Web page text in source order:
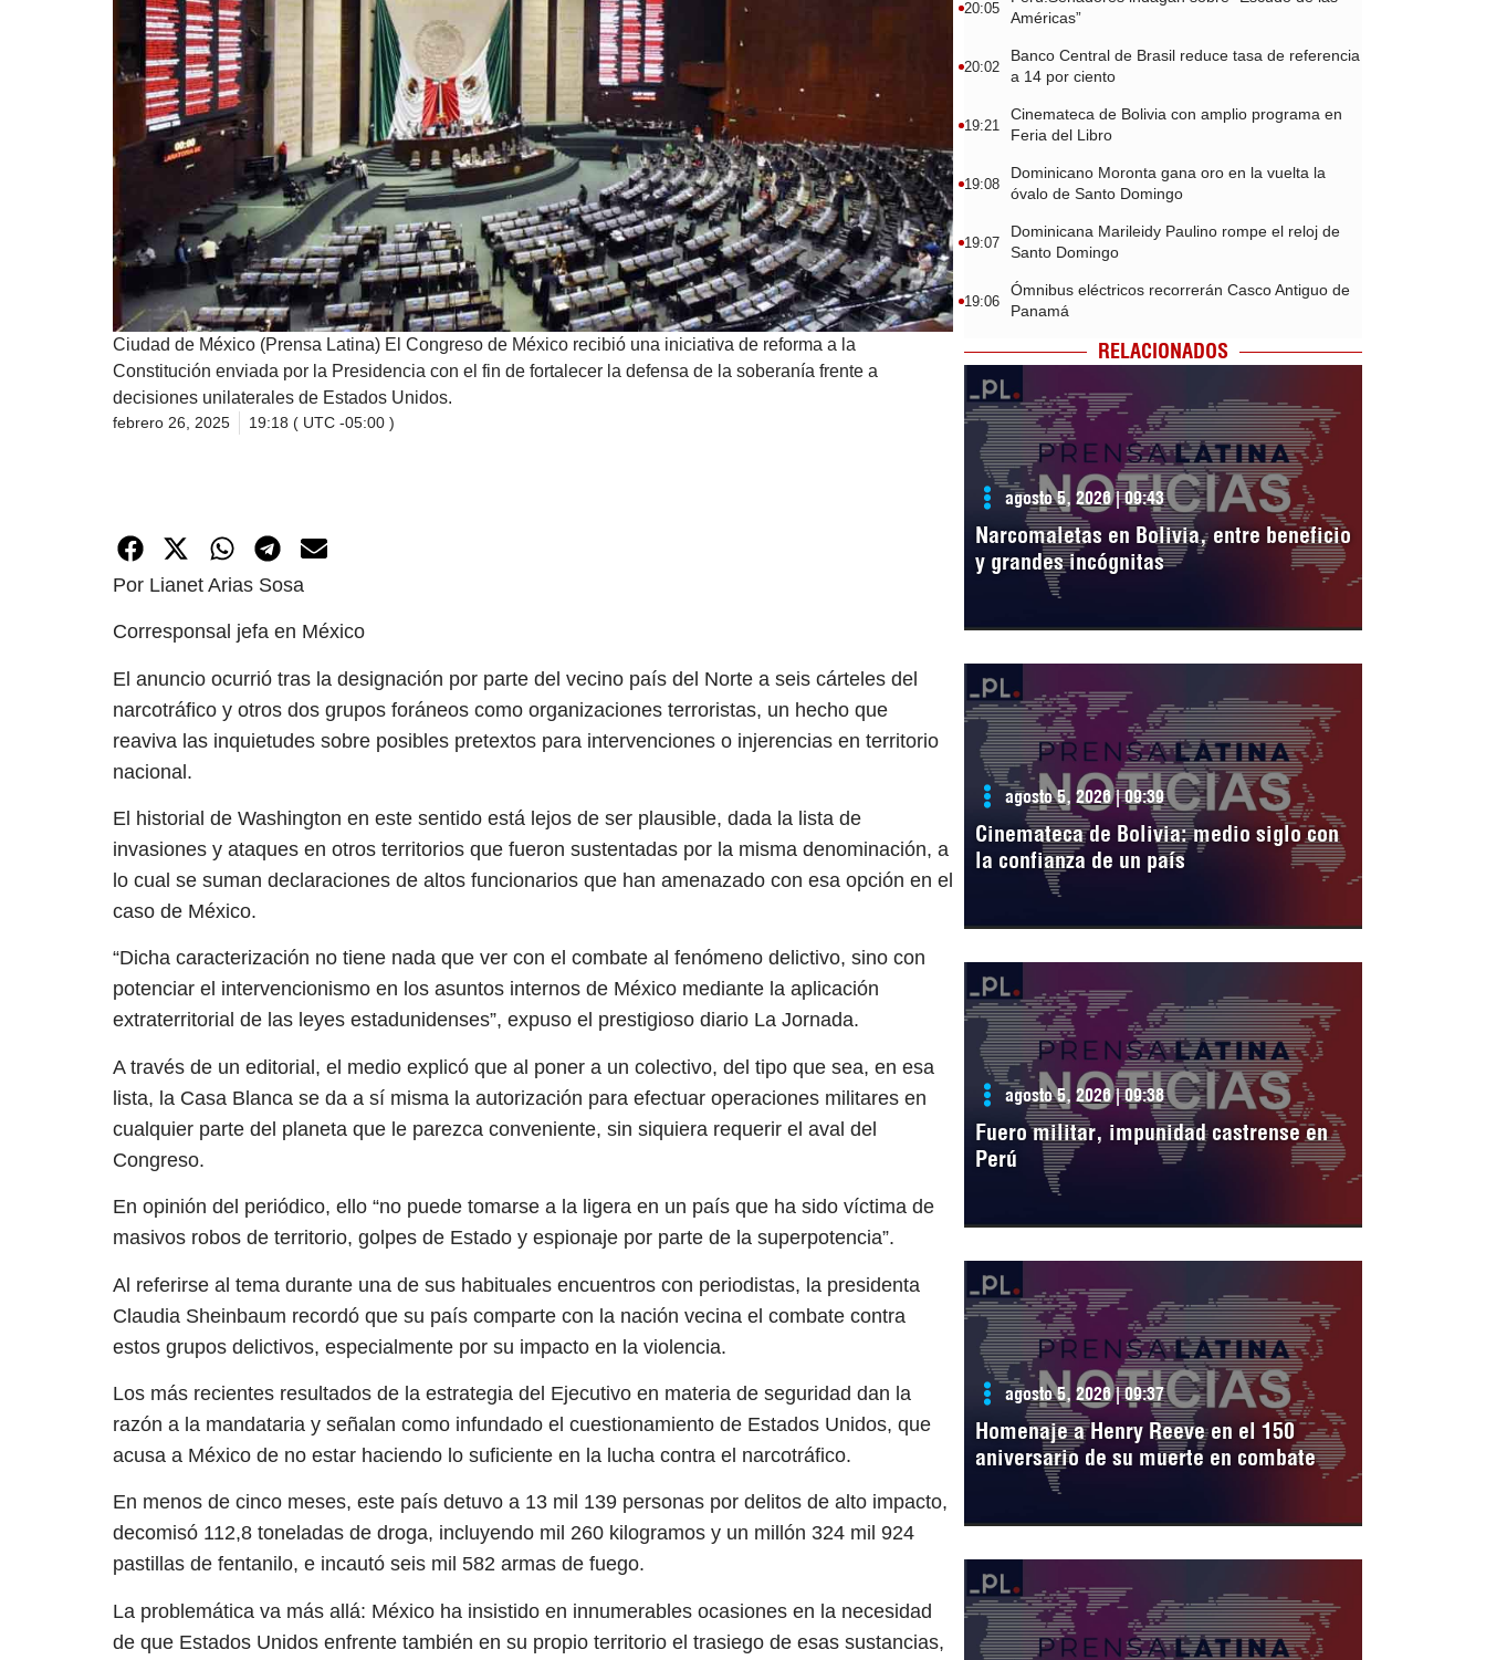
Ciudad de México (Prensa Latina) El Congreso de México recibió una iniciativa de reforma a la
Constitución enviada por la Presidencia con el fin de fortalecer la defensa de la soberanía frente a
decisiones unilaterales de Estados Unidos.
febrero 26, 2025 19:18 ( UTC -05:00 )
Por Lianet Arias Sosa
Corresponsal jefa en México
El anuncio ocurrió tras la designación por parte del vecino país del Norte a seis cárteles del
narcotráfico y otros dos grupos foráneos como organizaciones terroristas, un hecho que
reaviva las inquietudes sobre posibles pretextos para intervenciones o injerencias en territorio
nacional.
El historial de Washington en este sentido está lejos de ser plausible, dada la lista de
invasiones y ataques en otros territorios que fueron sustentadas por la misma denominación, a
lo cual se suman declaraciones de altos funcionarios que han amenazado con esa opción en el
caso de México.
“Dicha caracterización no tiene nada que ver con el combate al fenómeno delictivo, sino con
potenciar el intervencionismo en los asuntos internos de México mediante la aplicación
extraterritorial de las leyes estadunidenses”, expuso el prestigioso diario La Jornada.
A través de un editorial, el medio explicó que al poner a un colectivo, del tipo que sea, en esa
lista, la Casa Blanca se da a sí misma la autorización para efectuar operaciones militares en
cualquier parte del planeta que le parezca conveniente, sin siquiera requerir el aval del
Congreso.
En opinión del periódico, ello “no puede tomarse a la ligera en un país que ha sido víctima de
masivos robos de territorio, golpes de Estado y espionaje por parte de la superpotencia”.
Al referirse al tema durante una de sus habituales encuentros con periodistas, la presidenta
Claudia Sheinbaum recordó que su país comparte con la nación vecina el combate contra
estos grupos delictivos, especialmente por su impacto en la violencia.
Los más recientes resultados de la estrategia del Ejecutivo en materia de seguridad dan la
razón a la mandataria y señalan como infundado el cuestionamiento de Estados Unidos, que
acusa a México de no estar haciendo lo suficiente en la lucha contra el narcotráfico.
En menos de cinco meses, este país detuvo a 13 mil 139 personas por delitos de alto impacto,
decomisó 112,8 toneladas de droga, incluyendo mil 260 kilogramos y un millón 324 mil 924
pastillas de fentanilo, e incautó seis mil 582 armas de fuego.
La problemática va más allá: México ha insistido en innumerables ocasiones en la necesidad
de que Estados Unidos enfrente también en su propio territorio el trasiego de esas sustancias,
20:05
Américas”
20:02
Banco Central de Brasil reduce tasa de referencia
a 14 por ciento
19:21
Cinemateca de Bolivia con amplio programa en
Feria del Libro
19:08
Dominicano Moronta gana oro en la vuelta la
óvalo de Santo Domingo
19:07
Dominicana Marileidy Paulino rompe el reloj de
Santo Domingo
19:06
Ómnibus eléctricos recorrerán Casco Antiguo de
Panamá
RELACIONADOS
agosto 5, 2026 | 09:43
Narcomaletas en Bolivia, entre beneficio
y grandes incógnitas
agosto 5, 2026 | 09:39
Cinemateca de Bolivia: medio siglo con
la confianza de un país
agosto 5, 2026 | 09:38
Fuero militar, impunidad castrense en
Perú
agosto 5, 2026 | 09:37
Homenaje a Henry Reeve en el 150
aniversario de su muerte en combate